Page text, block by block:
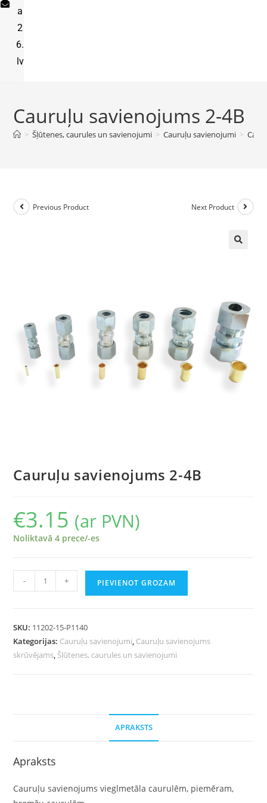
a
2
6.
lv
Cauruļu savienojums 2-4B
> Šļūtenes, caurules un savienojumi > Cauruļu savienojumi >
Previous Product Next Product
Cauruļu savienojums 2-4B
€3.15 (ar PVN)
Noliktavā 4 prece/-es
- + PIEVIENOT GROZAM
SKU: 11202-15-P1140
Kategorijas: Cauruļu savienojumi, Cauruļu savienojums
skrūvējams, Šļūtenes, caurules un savienojumi
APRAKSTS
Apraksts
Cauruļu savienojums vieglmetāla caurulēm, piemēram,